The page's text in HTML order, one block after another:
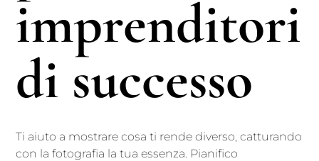
imprenditori
di successo
Ti aiuto a mostrare cosa ti rende diverso, catturando
con la fotografia la tua essenza. Pianifico